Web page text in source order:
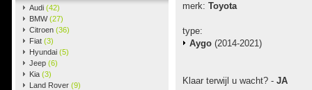
Audi (42)
BMW(27)
Citroen (36)
Fiat (3)
Hyundai (5)
Jeep (6)
Kia (3)
Land Rover (9)
merk: Toyota
type:
Aygo (2014-2021)
Klaar terwijl u wacht? - JA